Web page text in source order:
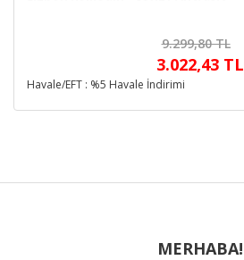
9.299,80 TL
3.022,43 TL
Havale/EFT : %5 Havale İndirimi
MERHABA!